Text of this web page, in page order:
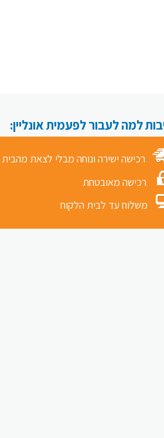
רכישה ישירה ונוחה מבלי לצאת מהבית
רכישה מאובטחת
משלוח עד לבית הלקוח